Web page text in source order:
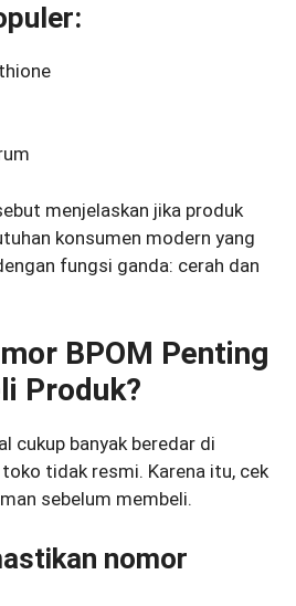
menjelaskan jika produk
konsumen modern yang
fungsi ganda: cerah dan
BPOM Penting
Produk?
cukup banyak beredar di
tidak resmi. Karena itu, cek
sebelum membeli.
nomor